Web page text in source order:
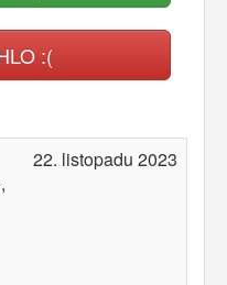
:(
22. listopadu 2023